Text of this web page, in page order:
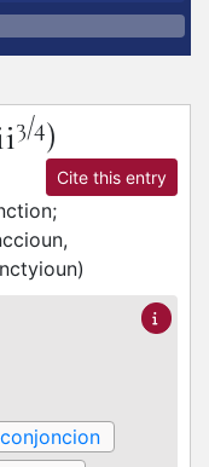
3/4)
Cite this entry
)
conjoncion